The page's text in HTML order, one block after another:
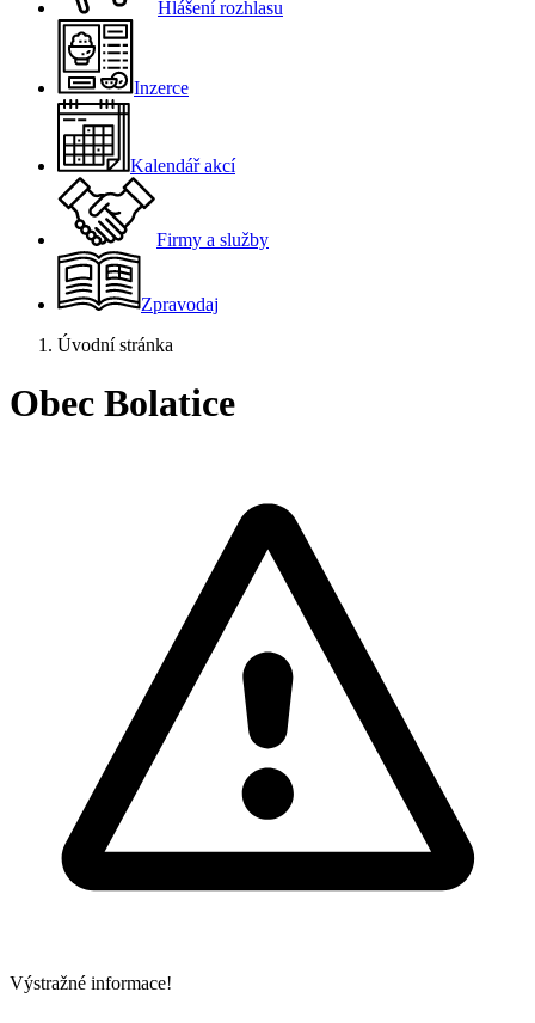
Hlášení rozhlasu
Inzerce
Kalendář akcí
Firmy a služby
Zpravodaj
Úvodní stránka
Obec Bolatice
Výstražné informace!